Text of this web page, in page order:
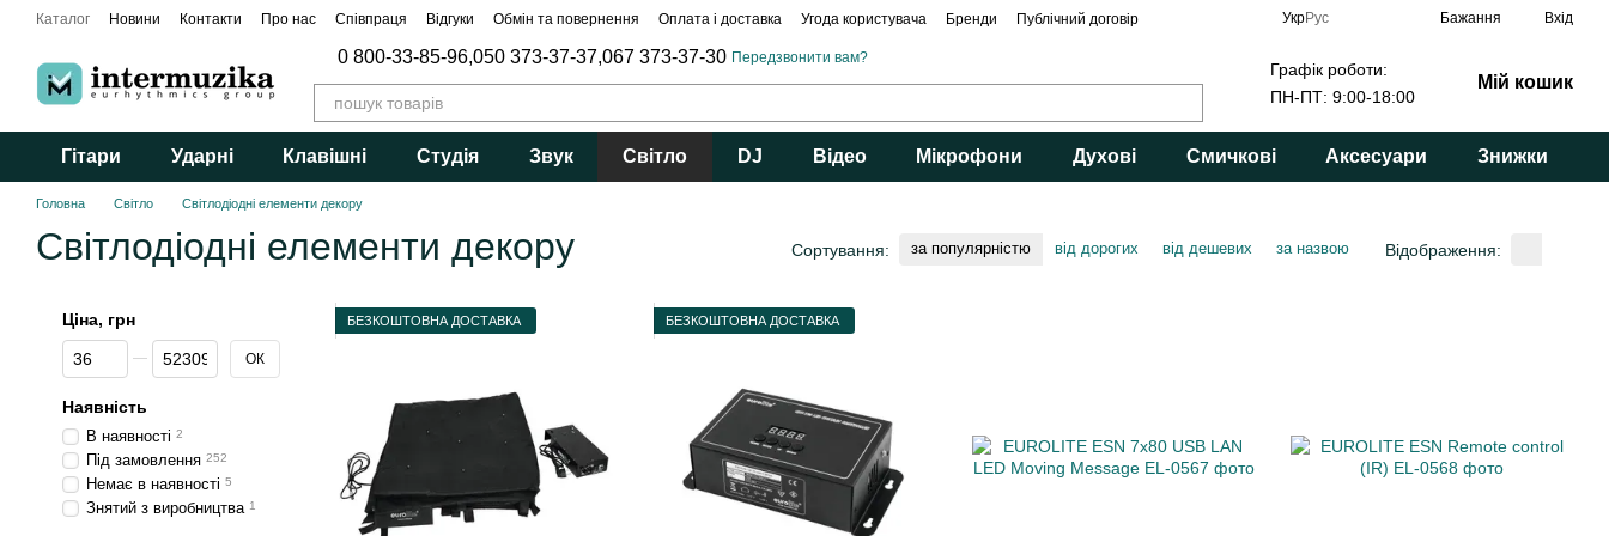
Перейти до основного контенту
Каталог Новини Контакти Про нас Співпраця Відгуки Обмін та повернення Оплата і доставка Угода користувача Бренди Публічний договір УкрРус Бажання Вхід
0 800-33-85-96,050 373-37-37,067 373-37-30 Передзвонити вам?
Графік роботи:
ПН-ПТ: 9:00-18:00
Мій кошик
Гітари Ударні Клавішні Студія Звук Світло DJ Відео Мікрофони Духові Смичкові Аксесуари Знижки
Головна Світло Світлодіодні елементи декору
Світлодіодні елементи декору Сортування: за популярністю від дорогих від дешевих за назвою Відображення:
БЕЗКОШТОВНА ДОСТАВКА БЕЗКОШТОВНА ДОСТАВКА
Ціна, грн
Від Ціна, грн
До Ціна, грн ОК
Наявність
В наявності 2
Під замовлення 252
Немає в наявності 5
Знятий з виробництва 1